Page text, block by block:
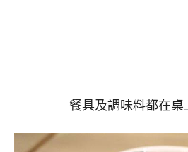
餐具及調味料都在桌